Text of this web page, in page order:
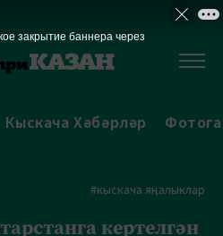
Кыскача Хәбәрләр
#кыскача яңалыклар
кертелгән
закрытие баннера через